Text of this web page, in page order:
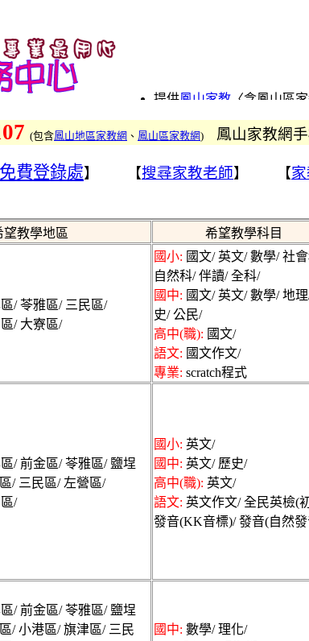
提供鳳山家教〈含鳳山區
涵蓋國小家教、國中家教
家教、歷史家教、物理家
鳳山各地連盟的家教網～
家教網、鳳山地區家教網，
服務
找鳳山、找鳳山區、找鳳
師也歡迎來登錄
鳳山家教網為鳳山本地優
山找家教請撥打專線，鳳
地家教兼職資訊，優秀家庭
對一家教及各類家教仲介
(包含鳳山地區家教網 、 鳳山區家教網) 鳳山家教網手
費登錄處】 【搜尋家教老師】 【
望教學地區 希望教學科目
/ 苓雅區/ 三民區/
/ 大寮區/
國小: 國文/ 英文/ 數學/ 社
自然科/ 伴讀/ 全科/
國中: 國文/ 英文/ 數學/ 地
史/ 公民/
高中(職): 國文/
語文: 國文作文/
專業: scratch程式
/ 前金區/ 苓雅區/ 鹽埕
/ 三民區/ 左營區/
/
國小: 英文/
國中: 英文/ 歷史/
高中(職): 英文/
語文: 英文作文/ 全民英檢(
發音(KK音標)/ 發音(自然
/ 前金區/ 苓雅區/ 鹽埕
/ 小港區/ 旗津區/ 三民
國中: 數學/ 理化/